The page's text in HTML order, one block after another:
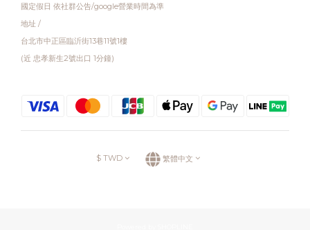
國定假日 依社群公告/google營業時間為準
地址 /
台北市中正區臨沂街13巷11號1樓
(近 忠孝新生2號出口 1分鐘)
$ TWD 繁體中文